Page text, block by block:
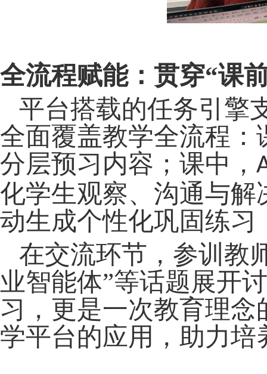
全流程赋能：贯穿“课
平台搭载的任务引擎
全面覆盖教学全流程
分层预习内容；课中，
化学生观察、沟通与
动生成个性化巩固练习
在交流环节，参训教
业智能体”等话题展开
习，更是一次教育理
学平台的应用，助力